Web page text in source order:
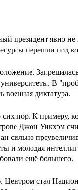
президент явно не
перешли под
университеты. В
военная диктатура.
сих пор. К примеру,
Джон Уикхэм
сильно
и молодая
ещё большего.
Центром стал